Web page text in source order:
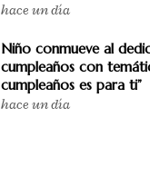
hace un día
Niño conmueve al
cumpleaños con
cumpleaños es para ti”
hace un día